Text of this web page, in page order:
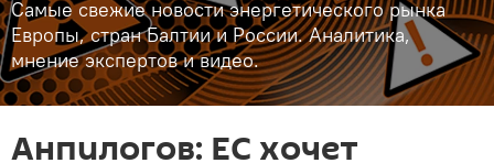
Самые свежие новости энергетического рынка
Европы, стран Балтии и России. Аналитика,
мнение экспертов и видео.
Анпилогов: ЕС хочет